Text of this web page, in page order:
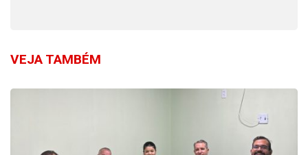
VEJA TAMBÉM